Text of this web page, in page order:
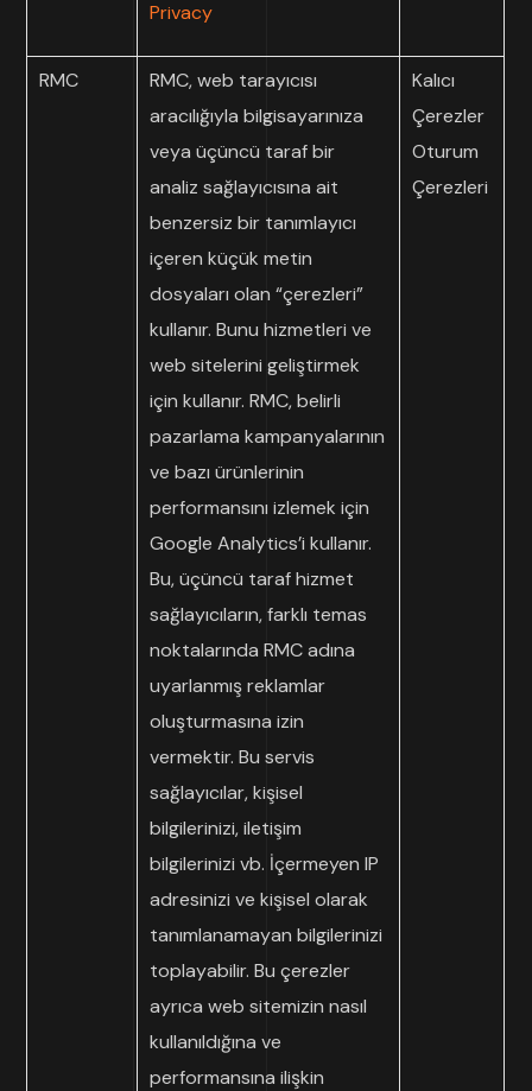
Privacy
RMC
RMC, web tarayıcısı
aracılığıyla bilgisayarınıza
veya üçüncü taraf bir
analiz sağlayıcısına ait
benzersiz bir tanımlayıcı
içeren küçük metin
dosyaları olan “çerezleri”
kullanır. Bunu hizmetleri ve
web sitelerini geliştirmek
için kullanır. RMC, belirli
pazarlama kampanyalarının
ve bazı ürünlerinin
performansını izlemek için
Google Analytics’i kullanır.
Bu, üçüncü taraf hizmet
sağlayıcıların, farklı temas
noktalarında RMC adına
uyarlanmış reklamlar
oluşturmasına izin
vermektir. Bu servis
sağlayıcılar, kişisel
bilgilerinizi, iletişim
bilgilerinizi vb. İçermeyen IP
adresinizi ve kişisel olarak
tanımlanamayan bilgilerinizi
toplayabilir. Bu çerezler
ayrıca web sitemizin nasıl
kullanıldığına ve
performansına ilişkin
Kalıcı
Çerezler
Oturum
Çerezleri